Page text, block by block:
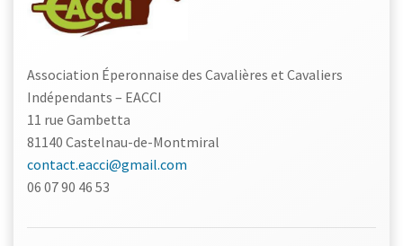
Association Éperonnaise des Cavalières et Cavaliers
Indépendants – EACCI
11 rue Gambetta
81140 Castelnau-de-Montmiral
contact.eacci@gmail.com
06 07 90 46 53